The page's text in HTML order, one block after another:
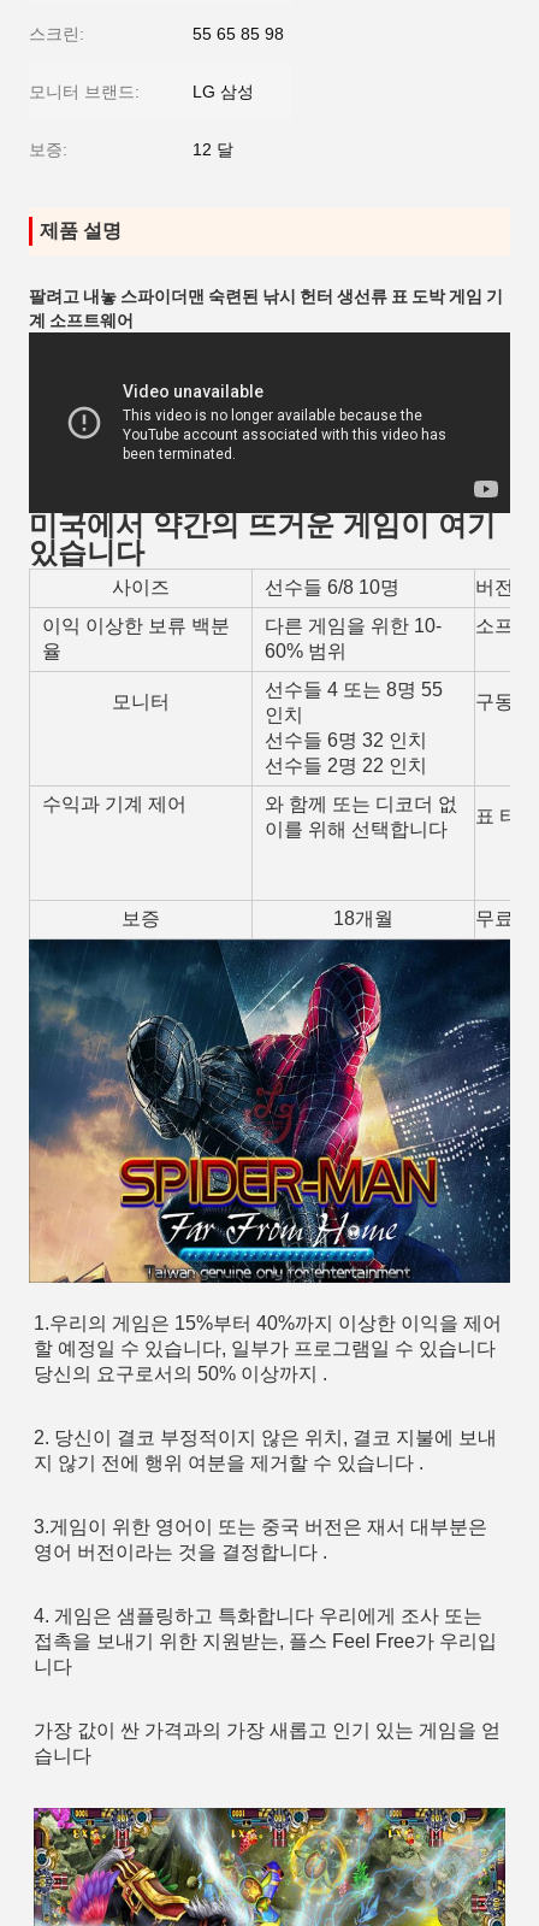
스크린: 55 65 85 98
모니터 브랜드: LG 삼성
보증: 12 달
제품 설명
팔려고 내놓 스파이더맨 숙련된 낚시 헌터 생선류 표 도박 게임 기
계 소프트웨어
미국에서 약간의 뜨거운 게임이 여기
있습니다
사이즈 선수들 6/8 10명
버전
이익 이상한 보류 백분
율
다른 게임을 위한 10-
60% 범위
소프트
모니터
선수들 4 또는 8명 55
인치
선수들 6명 32 인치
선수들 2명 22 인치
구동
수익과 기계 제어
와 함께 또는 디코더 없
이를 위해 선택합니다
표 타입
보증 18개월 무료샘
1.우리의 게임은 15%부터 40%까지 이상한 이익을 제어
할 예정일 수 있습니다, 일부가 프로그램일 수 있습니다
당신의 요구로서의 50% 이상까지 .
2. 당신이 결코 부정적이지 않은 위치, 결코 지불에 보내
지 않기 전에 행위 여분을 제거할 수 있습니다 .
3.게임이 위한 영어이 또는 중국 버전은 재서 대부분은
영어 버전이라는 것을 결정합니다 .
4. 게임은 샘플링하고 특화합니다 우리에게 조사 또는
접촉을 보내기 위한 지원받는, 플스 Feel Free가 우리입
니다
가장 값이 싼 가격과의 가장 새롭고 인기 있는 게임을 얻
습니다